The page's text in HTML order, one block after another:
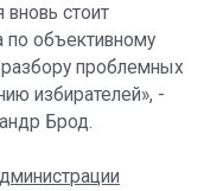
вновь стоит
по объективному
разбору проблемных
избирателей», -
Брод.